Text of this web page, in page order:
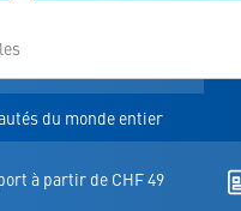
du monde entier
à partir de CHF 49